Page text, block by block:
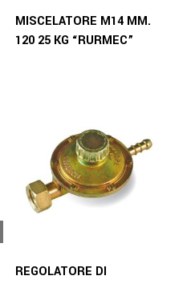
MISCELATORE M14 MM.
120 25 KG “RURMEC”
REGOLATORE DI